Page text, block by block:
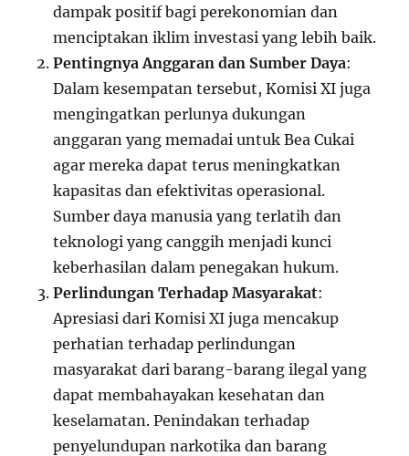
dampak positif bagi perekonomian dan
menciptakan iklim investasi yang lebih baik.
Pentingnya Anggaran dan Sumber Daya:
Dalam kesempatan tersebut, Komisi XI juga
mengingatkan perlunya dukungan
anggaran yang memadai untuk Bea Cukai
agar mereka dapat terus meningkatkan
kapasitas dan efektivitas operasional.
Sumber daya manusia yang terlatih dan
teknologi yang canggih menjadi kunci
keberhasilan dalam penegakan hukum.
Perlindungan Terhadap Masyarakat:
Apresiasi dari Komisi XI juga mencakup
perhatian terhadap perlindungan
masyarakat dari barang-barang ilegal yang
dapat membahayakan kesehatan dan
keselamatan. Penindakan terhadap
penyelundupan narkotika dan barang